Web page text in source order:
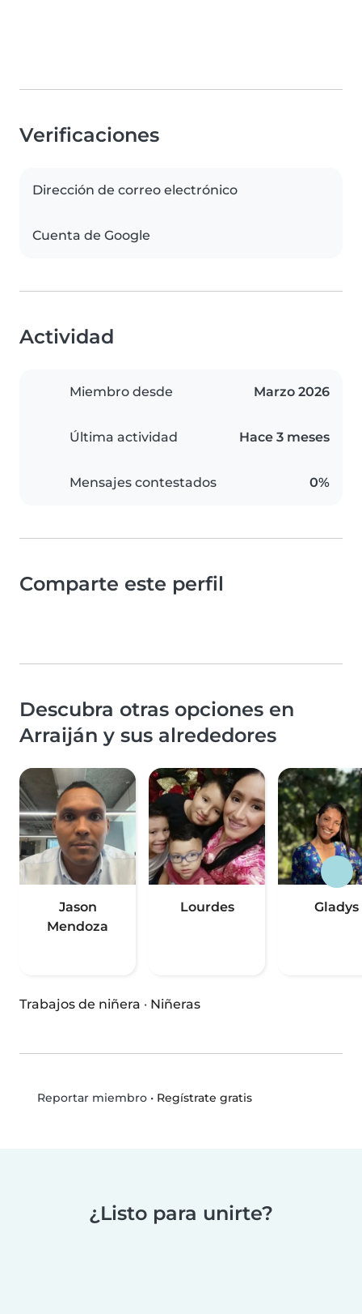
Verificaciones
Dirección de correo electrónico
Cuenta de Google
Actividad
Miembro desde Marzo 2026
Última actividad Hace 3 meses
Mensajes contestados 0%
Comparte este perfil
Descubra otras opciones en
Arraiján y sus alrededores
Jason
Mendoza
Lourdes Gladys
Trabajos de niñera · Niñeras
Reportar miembro• Regístrate gratis
¿Listo para unirte?